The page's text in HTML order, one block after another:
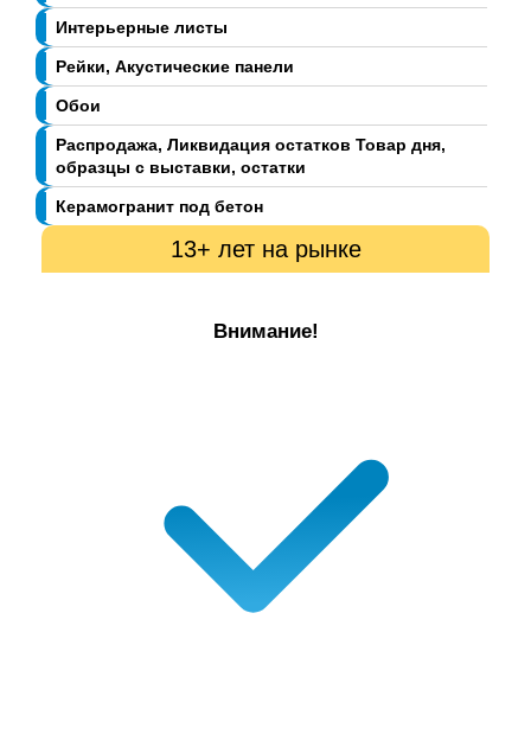
Интерьерные листы
Рейки, Акустические панели
Обои
Распродажа, Ликвидация остатков Товар дня,
образцы с выставки, остатки
Керамогранит под бетон
13+ лет на рынке
Внимание!